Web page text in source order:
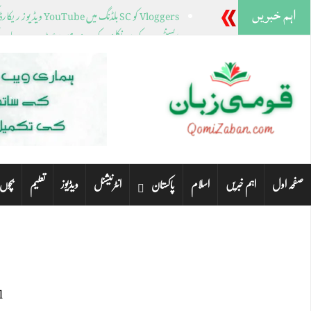
اہم خبریں Vloggers کو SC بلڈنگ میں YouTube ویڈیوز ریکارڈ کرنے سے روک دیا گیا۔
ڈیسنٹیس کے باہر نکلنے کے بعد نیو ہیمپشائر ٹرمپ،
پشاور سے این اے، پی اے کی نشستوں کے لیے کئی
کراچی کے مختلف علاقوں میں صبح سویرے بارش
ٹنلے پارک میں فائرنگ، چار خواتین ہلاک مرد گرفتار
صفحہ اول اہم خبریں اسلام پاکستان انٹرنیشنل ویڈیوز تعلیم